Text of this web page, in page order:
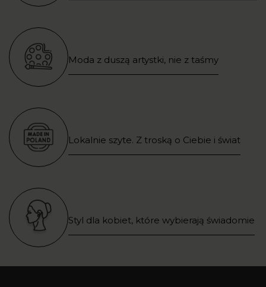
Moda z duszą artystki, nie z taśmy
Lokalnie szyte. Z troską o Ciebie i świat
Styl dla kobiet, które wybierają świadomie